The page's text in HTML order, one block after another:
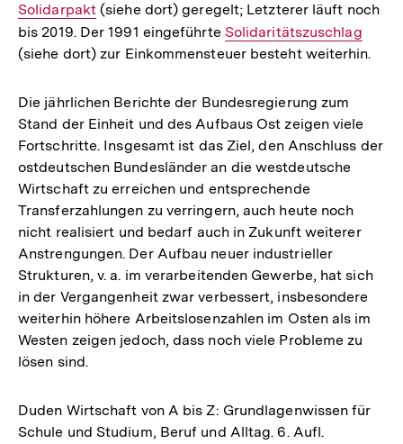
Link:
Solidarpakt (siehe dort) geregelt; Letzterer läuft noch
bis 2019. Der 1991 eingeführte Interner
Link:
Solidaritätszuschlag
(siehe dort) zur Einkommensteuer besteht weiterhin.
Die jährlichen Berichte der Bundesregierung zum
Stand der Einheit und des Aufbaus Ost zeigen viele
Fortschritte. Insgesamt ist das Ziel, den Anschluss der
ostdeutschen Bundesländer an die westdeutsche
Wirtschaft zu erreichen und entsprechende
Transferzahlungen zu verringern, auch heute noch
nicht realisiert und bedarf auch in Zukunft weiterer
Anstrengungen. Der Aufbau neuer industrieller
Strukturen, v. a. im verarbeitenden Gewerbe, hat sich
in der Vergangenheit zwar verbessert, insbesondere
weiterhin höhere Arbeitslosenzahlen im Osten als im
Westen zeigen jedoch, dass noch viele Probleme zu
lösen sind.
Duden Wirtschaft von A bis Z: Grundlagenwissen für
Schule und Studium, Beruf und Alltag. 6. Aufl.